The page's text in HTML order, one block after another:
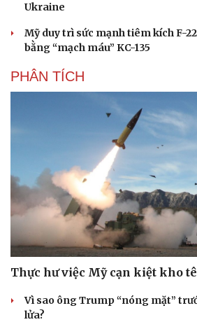
Tư vấn
Săn Tour
check-in
Câu
Ukraine
Mỹ duy trì sức mạnh tiêm kích F-
bằng “mạch máu” KC-135
PHÂN TÍCH
Thực hư việc Mỹ cạn kiệt kho
Vì sao ông Trump “nóng mặt”
lửa?